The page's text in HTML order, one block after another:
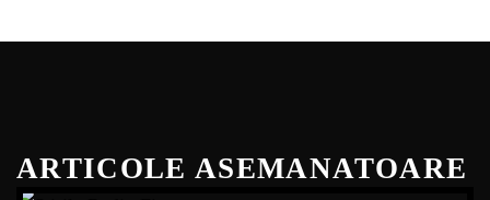
ARTICOLE ASEMANATOARE